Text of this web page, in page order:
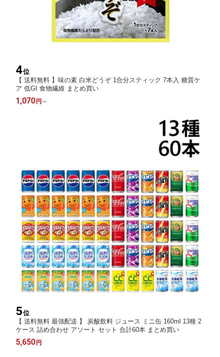
4位
【 送料無料 】味の素 白米どうぞ 1合分スティック 7本入 糖質ケ
ア 低GI 食物繊維 まとめ買い
1,070円 ～
5位
【 送料無料 最強配送 】 炭酸飲料 ジュース ミニ缶 160ml 13種 2
ケース 詰め合わせ アソート セット 合計60本 まとめ買い
5,650円